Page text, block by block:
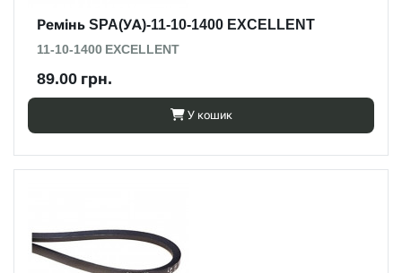
Ремінь SPA(УА)-11-10-1400 EXCELLENT
11-10-1400 EXCELLENT
89.00 грн.
У кошик